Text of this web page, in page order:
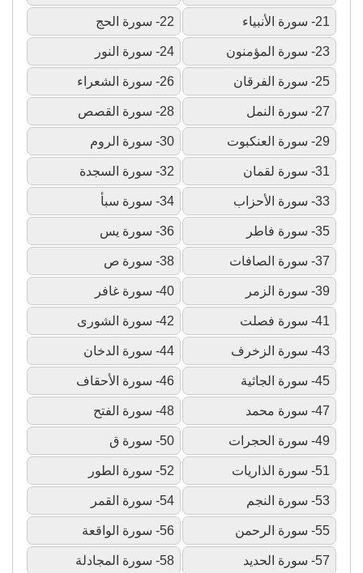
21- سورة الأنبياء 22- سورة الحج
23- سورة المؤمنون 24- سورة النور
25- سورة الفرقان 26- سورة الشعراء
27- سورة النمل 28- سورة القصص
29- سورة العنكبوت 30- سورة الروم
31- سورة لقمان 32- سورة السجدة
33- سورة الأحزاب 34- سورة سبأ
35- سورة فاطر 36- سورة يس
37- سورة الصافات 38- سورة ص
39- سورة الزمر 40- سورة غافر
41- سورة فصلت 42- سورة الشورى
43- سورة الزخرف 44- سورة الدخان
45- سورة الجاثية 46- سورة الأحقاف
47- سورة محمد 48- سورة الفتح
49- سورة الحجرات 50- سورة ق
51- سورة الذاريات 52- سورة الطور
53- سورة النجم 54- سورة القمر
55- سورة الرحمن 56- سورة الواقعة
57- سورة الحديد 58- سورة المجادلة